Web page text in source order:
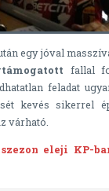
egy jóval
fallal
feladat
kevés sikerrel
várható.
szezon eleji KP-